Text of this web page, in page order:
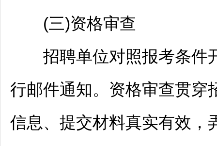
(三)资格审查
招聘单位对照报考条件
行邮件通知。资格审查贯穿
信息、提交材料真实有效，